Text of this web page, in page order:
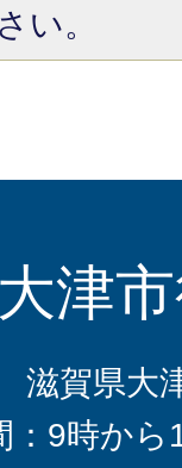
い。
大津
賀県大
：9時から